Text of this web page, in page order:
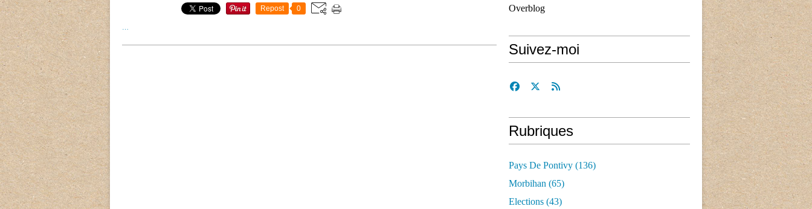
Repost 0
Overblog
Suivez-moi
Rubriques
Pays De Pontivy (136)
Morbihan (65)
Elections (43)